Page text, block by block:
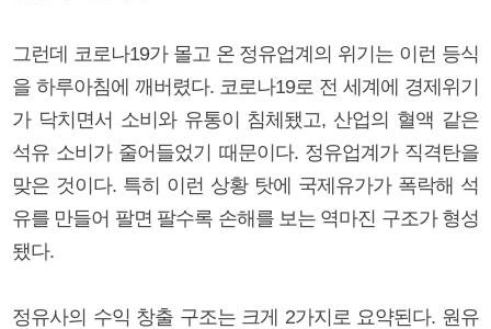
그런데 코로나19가 몰고 온 정유업계의 위기는 이런 등식
을 하루아침에 깨버렸다. 코로나19로 전 세계에 경제위기
가 닥치면서 소비와 유통이 침체됐고, 산업의 혈액 같은
석유 소비가 줄어들었기 때문이다. 정유업계가 직격탄을
맞은 것이다. 특히 이런 상황 탓에 국제유가가 폭락해 석
유를 만들어 팔면 팔수록 손해를 보는 역마진 구조가 형성
됐다.
정유사의 수익 창출 구조는 크게 2가지로 요약된다. 원유